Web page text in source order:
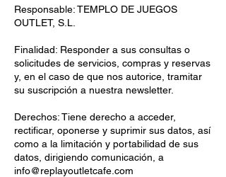
Responsable: TEMPLO DE JUEGOS
OUTLET, S.L.
Finalidad: Responder a sus consultas o
solicitudes de servicios, compras y reservas
y, en el caso de que nos autorice, tramitar
su suscripción a nuestra newsletter.
Derechos: Tiene derecho a acceder,
rectificar, oponerse y suprimir sus datos, así
como a la limitación y portabilidad de sus
datos, dirigiendo comunicación, a
info@replayoutletcafe.com